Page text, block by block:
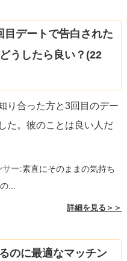
目デートで告白された
うしたら良い？(22
り合った方と3回目のデー
た。彼のことは良い人だ
サー:素直にそのままの気持ち
...
詳細を見る＞＞
のに最適なマッチン